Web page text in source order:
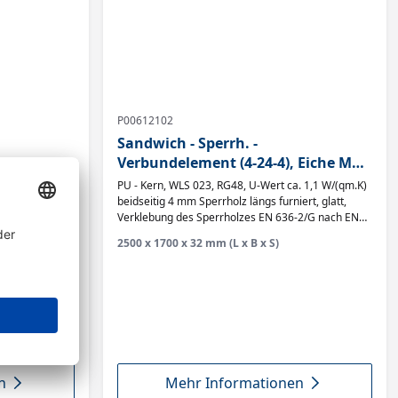
1,1 W/(qm.K)
des
2
P00612102
Sandwich - Sperrh. -
Verbundelement (4-24-4), Eiche MF
(Messerfurnier) A/BB, Alu-
Dampfsperre
PU - Kern, WLS 023, RG48, U-Wert ca. 1,1 W/(qm.K)
beidseitig 4 mm Sperrholz längs furniert, glatt,
Verklebung des Sperrholzes EN 636-2/G nach EN
2500 x 1700 x 32 mm (L x B x S)
Mehr Informationen